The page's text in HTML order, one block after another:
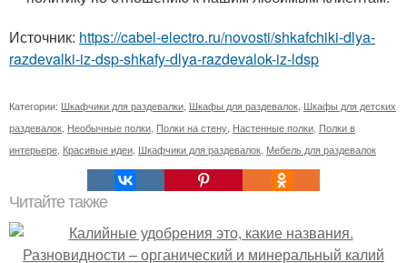
Источник: https://cabel-electro.ru/novosti/shkafchiki-dlya-
razdevalki-iz-dsp-shkafy-dlya-razdevalok-iz-ldsp
Категории: Шкафчики для раздевалки Шкафы для раздевалок Шкафы для детских
раздевалок Необычные полки Полки на стену Настенные полки Полки в
интерьере Красивые идеи Шкафчики для раздевалок Мебель для раздевалок
Читайте также